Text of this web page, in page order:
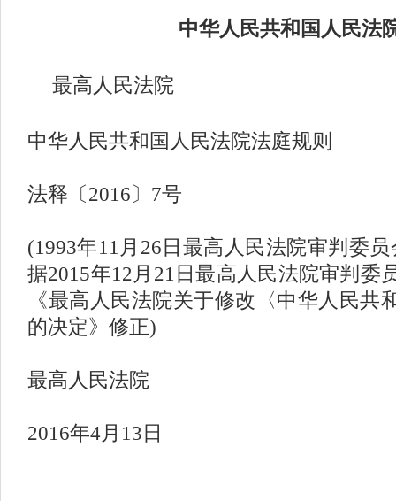
中华人民共和国人民法
最高人民法院
中华人民共和国人民法院法庭规则
法释〔 2016〕7号
(1993年11月26日最高人民法院审判委
据2015年12月21日最高人民法院审判委
《最高人民法院关于修改〈中华人民共
的决定》修正)
最高人民法院
2016年4月13日